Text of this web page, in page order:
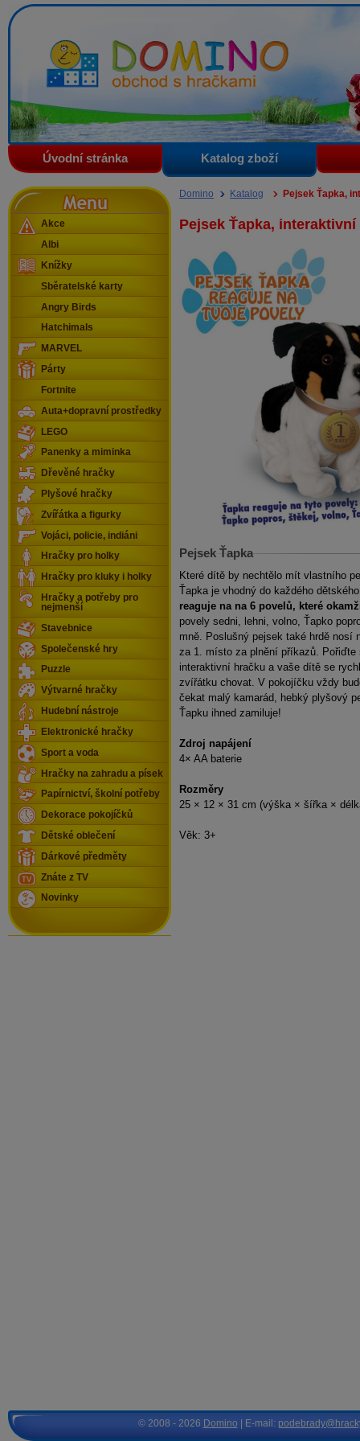
Domino - obchod s hračkami
Úvodní stránka Katalog zboží
Domino Katalog Pejsek Ťapka,
Pejsek Ťapka, interaktivní
Pejsek Ťapka
Které dítě by nechtělo mít vlastního
Ťapka je vhodný do každého
reaguje na na 6 povelů, které
povely sedni, lehni, volno, Ťapko
mně. Poslušný pejsek také hrdě nosí
za 1. místo za plnění příkazů. Pořiďte
interaktivní hračku a vaše dítě se
zvířátku chovat. V pokojíčku vždy
čekat malý kamarád, hebký plyšový
Ťapku ihned zamiluje!
Zdroj napájení
4× AA baterie
Rozměry
25 × 12 × 31 cm (výška × šířka ×
Věk: 3+
Menu
Akce
Albi
Knížky
Sběratelské karty
Angry Birds
Hatchimals
MARVEL
Párty
Fortnite
Auta+dopravní prostředky
LEGO
Panenky a miminka
Dřevěné hračky
Plyšové hračky
Zvířátka a figurky
Vojáci, policie, indiáni
Hračky pro holky
Hračky pro kluky i holky
Hračky a potřeby pro
nejmenší
Stavebnice
Společenské hry
Puzzle
Výtvarné hračky
Hudební nástroje
Elektronické hračky
Sport a voda
Hračky na zahradu a písek
Papírnictví, školní potřeby
Dekorace pokojíčků
Dětské oblečení
Dárkové předměty
Znáte z TV
Novinky
© 2008 - 2026 Domino | E-mail: